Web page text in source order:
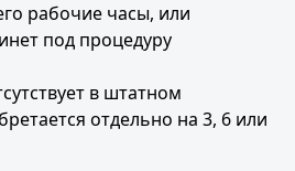
рабочие часы, или
под процедуру
в штатном
отдельно на 3, 6 или